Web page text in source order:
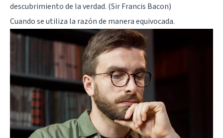
descubrimiento de la verdad. (Sir Francis Bacon)
Cuando se utiliza la razón de manera equivocada.